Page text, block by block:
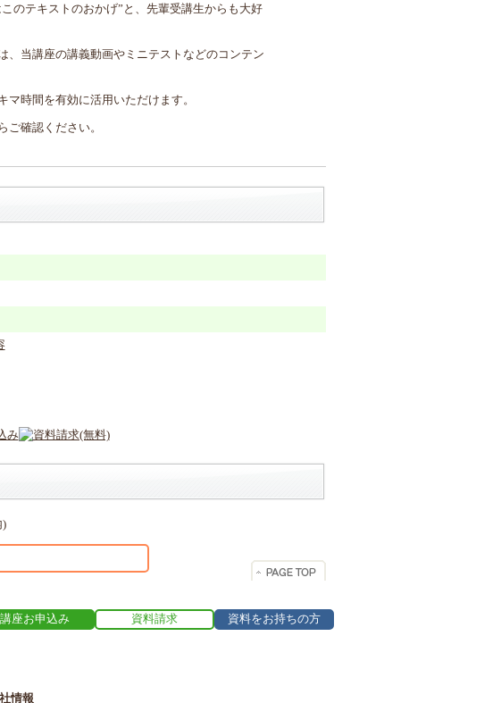
のテキストのおかげ”と、先輩受講生からも大好
、当講座の講義動画やミニテストなどのコンテン
時間を有効に活用いただけます。
ご確認ください。
)
講座お申込み 資料請求 資料をお持ちの方
情報